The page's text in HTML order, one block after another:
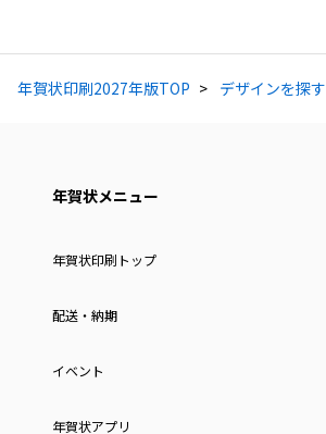
年賀状印刷2027年版TOP デザインを探す
年賀状メニュー
年賀状印刷トップ
配送・納期
イベント
年賀状アプリ